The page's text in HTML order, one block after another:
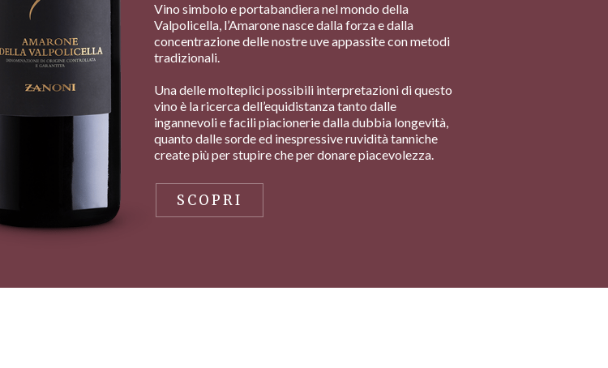
Vino simbolo e portabandiera nel mondo della
Valpolicella, l’Amarone nasce dalla forza e dalla
concentrazione delle nostre uve appassite con metodi
tradizionali.
Una delle molteplici possibili interpretazioni di questo
vino è la ricerca dell’equidistanza tanto dalle
ingannevoli e facili piacionerie dalla dubbia longevità,
quanto dalle sorde ed inespressive ruvidità tanniche
create più per stupire che per donare piacevolezza.
SCOPRI